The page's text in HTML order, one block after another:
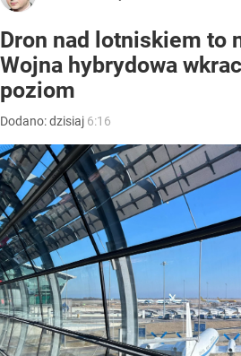
Dron nad lotniskiem to
Wojna hybrydowa
poziom
Dodano:dzisiaj 6:16